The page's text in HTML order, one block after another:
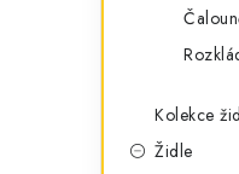
Kolekce
Židle